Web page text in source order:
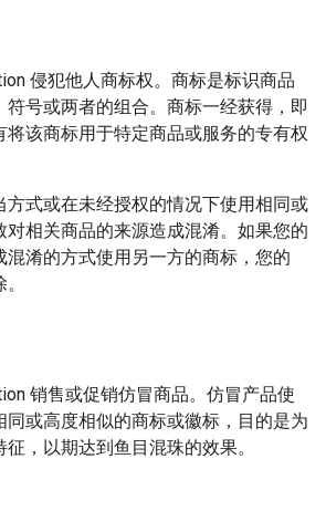
侵犯他人商标权。商标是标识商品
号或两者的组合。商标一经获得，即
将该商标用于特定商品或服务的专有权
方式或在未经授权的情况下使用相同或
对相关商品的来源造成混淆。如果您的
混淆的方式使用另一方的商标，您的
销售或促销仿冒商品。仿冒产品使
同或高度相似的商标或徽标，目的是为
，以期达到鱼目混珠的效果。